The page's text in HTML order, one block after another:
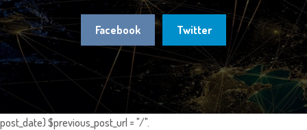
Facebook Twitter
post_date) $previous_post_url = "/".